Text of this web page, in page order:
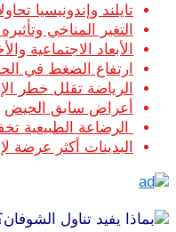
تايلند وإندونيسيا
التغير المناخي
الأبعاد الاجتماعية
ارتفاع الضغط في
الرياضة تقلل خطر
أعراض سابق الحيض
الرضاعة الطبيعية
البدينات أكثر